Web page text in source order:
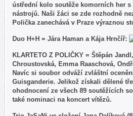
ústřední kolo soutěže komorních her s
nástrojů. Naši žáci se zde rozhodně
Polička zanechává v Praze výraznou
Duo H+H = Jára Haman a Kája Hrnčíř:
KLARTETO Z POLIČKY = Štěpán
Chroustovská, Emma Raaschová,
Navíc si soubor odváží zvláštní
Guisganderie. Jelikož získali dělené
ohodnocení ze všech 89 soutěžících
také nominaci na koncert vítězů.